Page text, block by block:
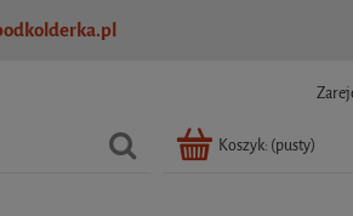
Koszyk: (pusty)